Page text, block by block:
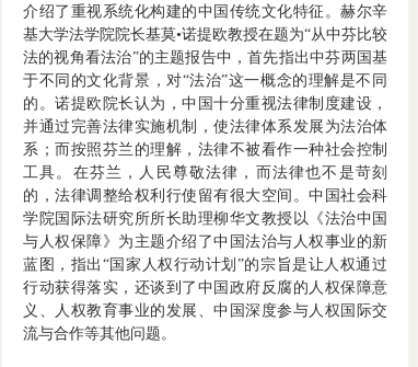
介绍了重视系统化构建的中国传统文化特征。赫尔辛
基大学法学院院长基莫•诺提欧教授在题为“从中芬比较
法的视角看法治”的主题报告中，首先指出中芬两国基
于不同的文化背景，对“法治”这一概念的理解是不同
的。诺提欧院长认为，中国十分重视法律制度建设，
并通过完善法律实施机制，使法律体系发展为法治体
系；而按照芬兰的理解，法律不被看作一种社会控制
工具。在芬兰，人民尊敬法律，而法律也不是苛刻
的，法律调整给权利行使留有很大空间。中国社会科
学院国际法研究所所长助理柳华文教授以《法治中国
与人权保障》为主题介绍了中国法治与人权事业的新
蓝图，指出“国家人权行动计划”的宗旨是让人权通过
行动获得落实，还谈到了中国政府反腐的人权保障意
义、人权教育事业的发展、中国深度参与人权国际交
流与合作等其他问题。